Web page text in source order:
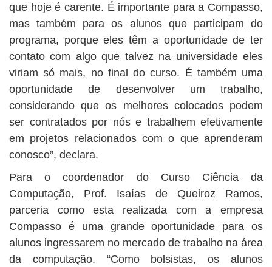
que hoje é carente. É importante para a Compasso,
mas também para os alunos que participam do
programa, porque eles têm a oportunidade de ter
contato com algo que talvez na universidade eles
viriam só mais, no final do curso. É também uma
oportunidade de desenvolver um trabalho,
considerando que os melhores colocados podem
ser contratados por nós e trabalhem efetivamente
em projetos relacionados com o que aprenderam
conosco”, declara.
Para o coordenador do Curso Ciência da
Computação, Prof. Isaías de Queiroz Ramos,
parceria como esta realizada com a empresa
Compasso é uma grande oportunidade para os
alunos ingressarem no mercado de trabalho na área
da computação. “Como bolsistas, os alunos